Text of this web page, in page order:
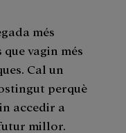
més
vagin més
Cal un
perquè
accedir a
millor.